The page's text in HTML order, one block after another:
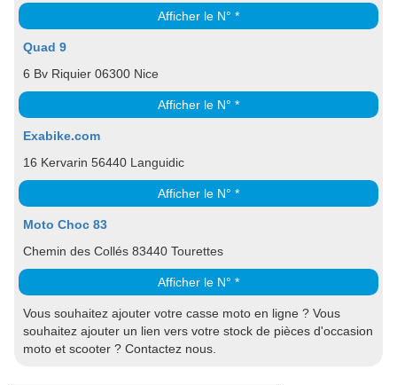
Afficher le N° *
Quad 9
6 Bv Riquier 06300 Nice
Afficher le N° *
Exabike.com
16 Kervarin 56440 Languidic
Afficher le N° *
Moto Choc 83
Chemin des Collés 83440 Tourettes
Afficher le N° *
Vous souhaitez ajouter votre casse moto en ligne ? Vous
souhaitez ajouter un lien vers votre stock de pièces d'occasion
moto et scooter ? Contactez nous.